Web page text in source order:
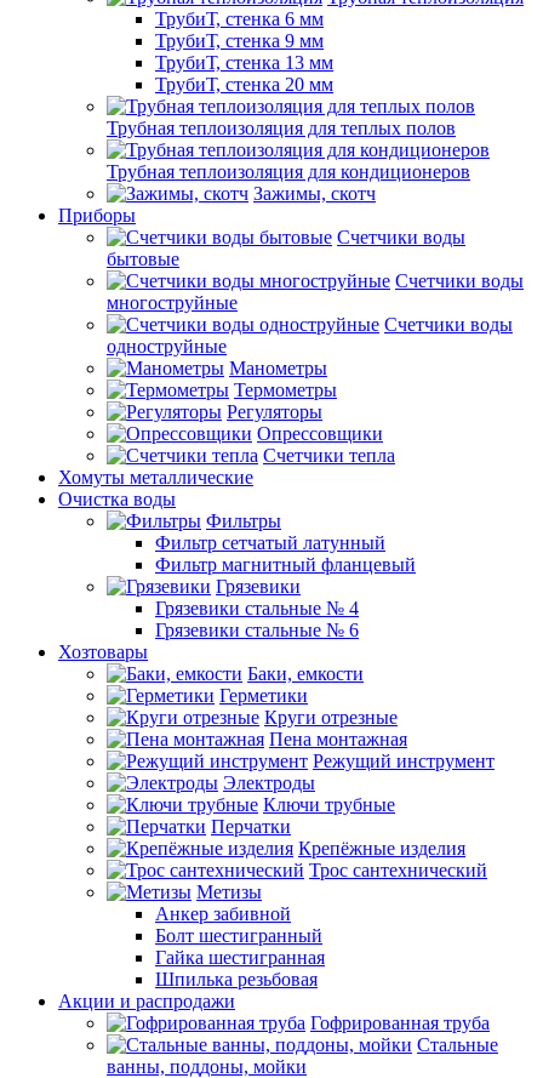
ТрубиТ, стенка 6 мм
ТрубиТ, стенка 9 мм
ТрубиТ, стенка 13 мм
ТрубиТ, стенка 20 мм
Трубная теплоизоляция для теплых полов
Трубная теплоизоляция для кондиционеров
Зажимы, скотч
Приборы
Счетчики воды
бытовые
Счетчики воды
многоструйные
Счетчики воды
одноструйные
Манометры
Термометры
Регуляторы
Опрессовщики
Счетчики тепла
Хомуты металлические
Очистка воды
Фильтры
Фильтр сетчатый латунный
Фильтр магнитный фланцевый
Грязевики
Грязевики стальные № 4
Грязевики стальные № 6
Хозтовары
Баки, емкости
Герметики
Круги отрезные
Пена монтажная
Режущий инструмент
Электроды
Ключи трубные
Перчатки
Крепёжные изделия
Трос сантехнический
Метизы
Анкер забивной
Болт шестигранный
Гайка шестигранная
Шпилька резьбовая
Акции и распродажи
Гофрированная труба
Стальные
ванны, поддоны, мойки